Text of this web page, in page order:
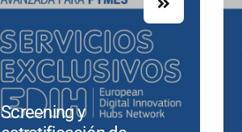
Screening y